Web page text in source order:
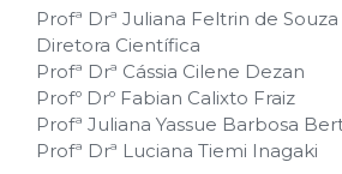
Profª Drª Juliana Feltrin de
Diretora Científica
Profª Drª Cássia Cilene Dezan
Profº Drº Fabian Calixto Fraiz
Profª Juliana Yassue Barbosa
Profª Drª Luciana Tiemi Inagaki